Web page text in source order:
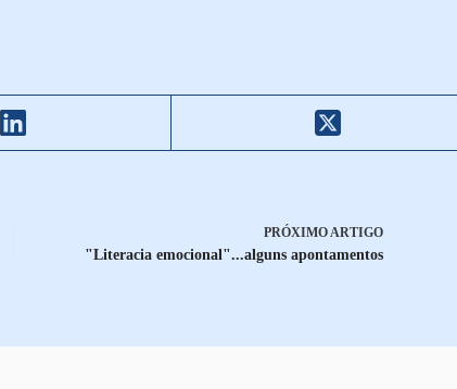
PRÓXIMOARTIGO
"Literacia emocional"...alguns apontamentos